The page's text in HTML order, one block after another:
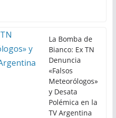
La Bomba de
Bianco: Ex TN
Denuncia
«Falsos
Meteorólogos»
y Desata
Polémica en la
TV Argentina